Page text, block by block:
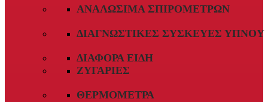
ΑΝΑΛΏΣΙΜΑ ΣΠΙΡΟΜΈΤΡΩΝ
ΔΙΑΓΝΩΣΤΙΚΈΣ ΣΥΣΚΕΥΈΣ ΎΠΝΟΥ
ΔΙΆΦΟΡΑ ΕΊΔΗ
ΖΥΓΑΡΙΈΣ
ΘΕΡΜΌΜΕΤΡΑ